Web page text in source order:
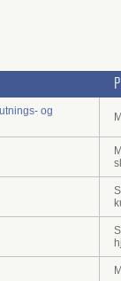
og